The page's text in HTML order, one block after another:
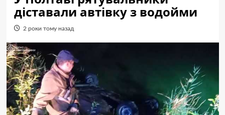
діставали автівку з водойми
2 роки тому назад